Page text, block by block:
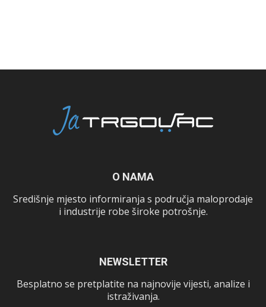
O NAMA
Središnje mjesto informiranja s područja maloprodaje
i industrije robe široke potrošnje.
NEWSLETTER
Besplatno se pretplatite na najnovije vijesti, analize i
istraživanja.